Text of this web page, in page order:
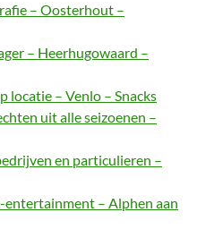
– Oosterhout –
– Heerhugowaard –
locatie – Venlo – Snacks
uit alle seizoenen –
en particulieren –
entertainment – Alphen aan